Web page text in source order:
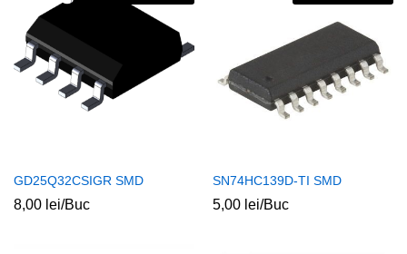
GD25Q32CSIGR SMD
8,00 lei/Buc
SN74HC139D-TI SMD
5,00 lei/Buc